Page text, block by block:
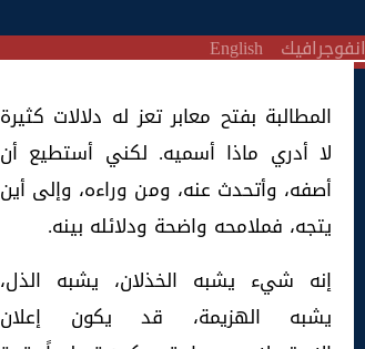
انفوجرافيك English
المطالبة بفتح معابر تعز له دلالات كثيرة
لا أدري ماذا أسميه. لكني أستطيع أن
أصفه، وأتحدث عنه، ومن وراءه، وإلى أين
يتجه، فملامحه واضحة ودلائله بينه.
إنه شيء يشبه الخذلان، يشبه الذل،
يشبه الهزيمة، قد يكون إعلان